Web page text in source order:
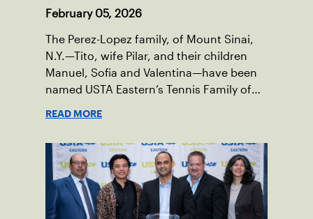
February 05, 2026
The Perez-Lopez family, of Mount Sinai,
N.Y.—Tito, wife Pilar, and their children
Manuel, Sofia and Valentina—have been
named USTA Eastern’s Tennis Family of
READ MORE